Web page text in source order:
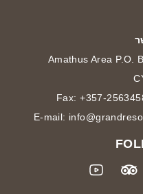
Amathus Area P.O.
Fax: +357-
E-mail: